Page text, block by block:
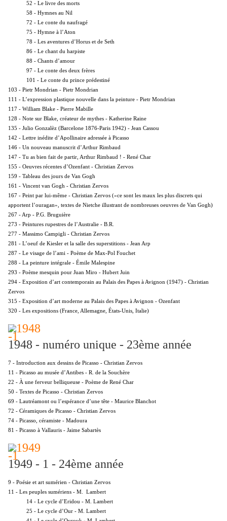
52 - Le livre des morts
58 - Hymnes au Nil
72 - Le conte du naufragé
75 - Hymne à l’Aton
78 - Les aventures d’Horus et de Seth
86 - Le chant du harpiste
88 - Chants d’amour
97 - Le conte des deux frères
101 - Le conte du prince prédestiné
103 - Pietr Mondrian - Pietr Mondrian
111 - L’expression plastique nouvelle dans la peinture - Pietr Mondrian
117 - William Blake - Pierre Mabille
128 - Note sur Blake, créateur de mythes - Katherine Raine
135 - Julio Gonzalèz (Barcelone 1876-Paris 1942) - Jean Cassou
142 - Lettre inédite d’Apollinaire adressée à Picasso
146 - Un nouveau manuscrit d’Arthur Rimbaud
147 - Tu as bien fait de partir, Arthur Rimbaud ! - René Char
155 - Oeuvres récentes d’Ozenfant - Christian Zervos
159 - Tableau des jours de Van Gogh
161 - Vincent van Gogh - Christian Zervos
167 - Peint par lui-même - Christian Zervos («ce sont les maux les plus discrets qui
apportent l’ouragan», textes de Nietche illustrant de nombreuses oeuvres de Van Gogh)
267 - Arp - P.G. Bruguière
273 - Peintures rupestres de l’Australie - B.R.
277 - Massimo Campigli - Christian Zervos
281 - L’oeuf de Kiesler et la salle des superstitions - Jean Arp
287 - Le visage de l’ami - Poème de Max-Pol Fouchet
288 - La peinture intégrale - Émile Malespine
293 - Poème mesquin pour Juan Miro - Hubert Juin
294 - Exposition d’art contemporain au Palais des Papes à Avignon (1947) - Christian
Zervos
315 - Exposition d’art moderne au Palais des Papes à Avignon - Ozenfant
320 - Les expositions (France, Allemagne, États-Unis, Italie)
1948 - numéro unique - 23ème année
7 - Introduction aux dessins de Picasso - Christian Zervos
11 - Picasso au musée d’Antibes - R. de la Souchère
22 - À une ferveur belliqueuse - Poème de René Char
50 - Textes de Picasso - Christian Zervos
69 - Lautréamont ou l’espérance d’une tête - Maurice Blanchot
72 - Céramiques de Picasso - Christian Zervos
74 - Picasso, céramiste - Madoura
81 - Picasso à Vallauris - Jaime Sabartès
1949 - 1 - 24ème année
9 - Poésie et art sumérien - Christian Zervos
11 - Les peuples sumériens - M. Lambert
14 - Le cycle d’Eridou - M. Lambert
25 - Le cycle d’Our - M. Lambert